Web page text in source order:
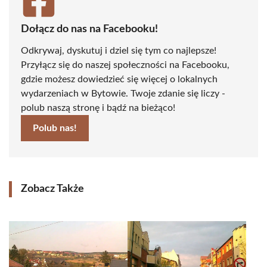
Dołącz do nas na Facebooku!
Odkrywaj, dyskutuj i dziel się tym co najlepsze!
Przyłącz się do naszej społeczności na Facebooku,
gdzie możesz dowiedzieć się więcej o lokalnych
wydarzeniach w Bytowie. Twoje zdanie się liczy -
polub naszą stronę i bądź na bieżąco!
Polub nas!
Zobacz Także